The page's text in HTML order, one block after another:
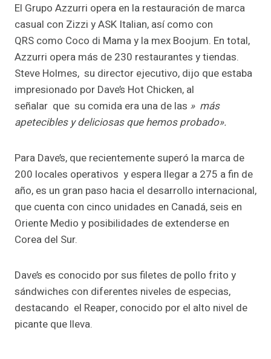
El Grupo Azzurri opera en la restauración de marca
casual con Zizzi y ASK Italian, así como con
QRS como Coco di Mama y la mex Boojum. En total,
Azzurri opera más de 230 restaurantes y tiendas.
Steve Holmes, su director ejecutivo, dijo que estaba
impresionado por Dave’s Hot Chicken, al
señalar que su comida era una de las » más
apetecibles y deliciosas que hemos probado».
Para Dave’s, que recientemente superó la marca de
200 locales operativos y espera llegar a 275 a fin de
año, es un gran paso hacia el desarrollo internacional,
que cuenta con cinco unidades en Canadá, seis en
Oriente Medio y posibilidades de extenderse en
Corea del Sur.
Dave’s es conocido por sus filetes de pollo frito y
sándwiches con diferentes niveles de especias,
destacando el Reaper, conocido por el alto nivel de
picante que lleva.